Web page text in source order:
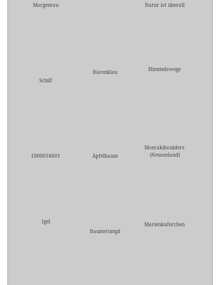
Morgentau Natur ist überall
Schilf
Bärenklau Himmelswege
1000018601 Apfelbaum
Moerakiboulders
(Neuseeland)
Igel
Baumstumpf
Marienkäferchen